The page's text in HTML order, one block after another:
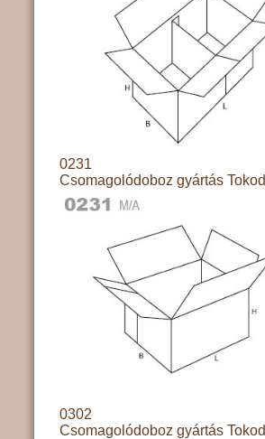
0231
Csomagolódoboz gyártás Tokod
0302
Csomagolódoboz gyártás Tokod